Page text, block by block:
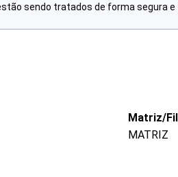
sendo tratados de forma segura
Matriz/
MATRIZ